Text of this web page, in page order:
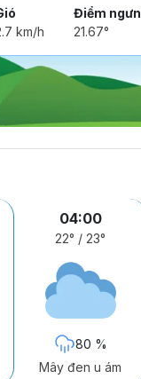
km/h
Điểm
21.67°
04:00
22° / 23°
80 %
Mây đen u ám